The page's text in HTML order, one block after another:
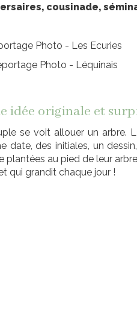
cousinade,
Photo - Les Ecuries
Photo - Léquinais
idée originale et
se voit allouer un arbre.
date, des initiales, un
plantées au pied de leur
qui grandit chaque jour !